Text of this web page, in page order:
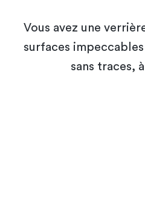
Vous avez une
surfaces
sans traces,